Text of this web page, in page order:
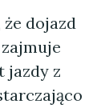
dojazd
jazdy z